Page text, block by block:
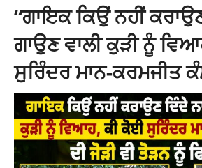
“ਗਾਇਕ ਕਿਉਂ ਨਹੀਂ
ਗਾਉਣ ਵਾਲੀ ਕੁੜੀ ਨੂੰ
ਸੁਰਿੰਦਰ ਮਾਨ-ਕਰਮਜੀਤ